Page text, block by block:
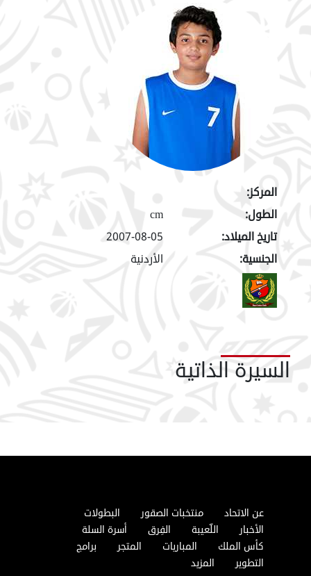
المركز:
الطول:
cm
تاريخ الميلاد:
2007-08-05
الجنسية:
الأردنية
السيرة الذاتية
عن الاتحاد منتخبات الصقور
البطولات
الأخبار
اللّعيبة الفِرق
أسرة السلة
كأس الملك
المباريات المتجر
برامج
التطوير
المزيد